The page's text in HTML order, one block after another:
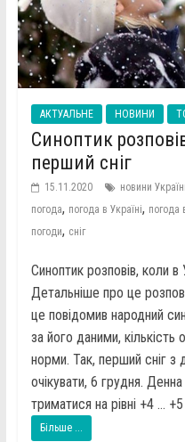
АКТУАЛЬНЕ НОВИНИ
Синоптик
перший сніг
15.11.2020 новини
погода, погода в Україні, погода
погоди, сніг
Синоптик розповів, коли в
Детальніше про це
це повідомив народний
за його даними,
норми. Так, перший сніг
очікувати, 6 грудня.
триматися на рівні +4 …
Більше ...